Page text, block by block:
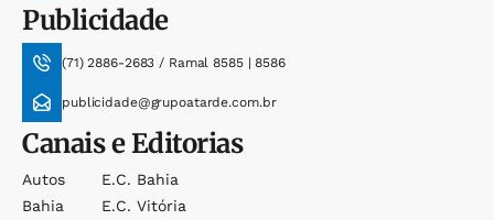
Publicidade
(71) 2886-2683 / Ramal 8585 | 8586
publicidade@grupoatarde.com.br
Canais e Editorias
Autos
Bahia
E.c. Bahia
E.c. Vitória